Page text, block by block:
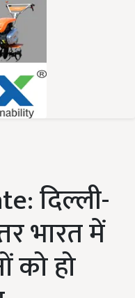
दिल्ली-
भारत में
को हो